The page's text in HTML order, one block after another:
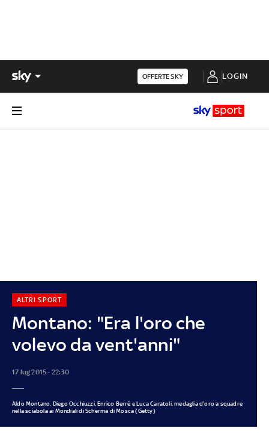
OFFERTE SKY LOGIN
Montano: "Era l'oro che
volevo da vent'anni"
ALTRI SPORT
17 lug 2015 - 22:30
Aldo Montano, Diego Occhiuzzi, Enrico Berrè e Luca Caratoli, medaglia d'oro a squadre
nella sciabola ai Mondiali di Scherma di Mosca (Getty)